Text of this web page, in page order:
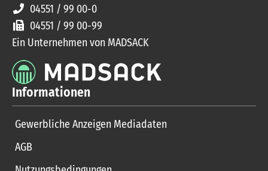
04551 / 99 00-0
04551 / 99 00-99
Ein Unternehmen von MADSACK
Informationen
Gewerbliche Anzeigen Mediadaten
AGB